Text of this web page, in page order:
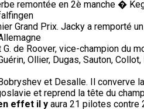
remontée en 2è manche �
Grand Prix. Jacky a remporté
de Roover, vice-champion du
Ollier, Dugas, Sauton,
et Desalle. Il converve
et reprend la tête du
effet il y aura 21 pilotes contre